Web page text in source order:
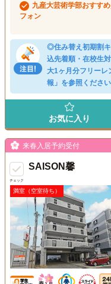
九産大芸術学部おすす
フォン
◎住み替え初期割
込先着順・在校生
大1ヶ月分フリー
報」を参照くださ
お気に入り
チェック
来春入居予約受付
SAISON馨
満室（空室待ち）